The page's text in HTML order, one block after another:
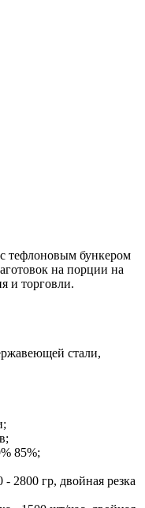
тефлоновым бункером
на порции на
и торговли.
стали,
85%;
- 2800 гр, двойная резка